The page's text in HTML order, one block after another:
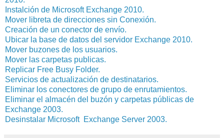
Instalción de Microsoft Exchange 2010.
Mover libreta de direcciones sin Conexión.
Creación de un conector de envío.
Ubicar la base de datos del servidor Exchange 2010.
Mover buzones de los usuarios.
Mover las carpetas publicas.
Replicar Free Busy Folder.
Servicios de actualización de destinatarios.
Eliminar los conectores de grupo de enrutamientos.
Eliminar el almacén del buzón y carpetas públicas de
Exchange 2003.
Desinstalar Microsoft Exchange Server 2003.